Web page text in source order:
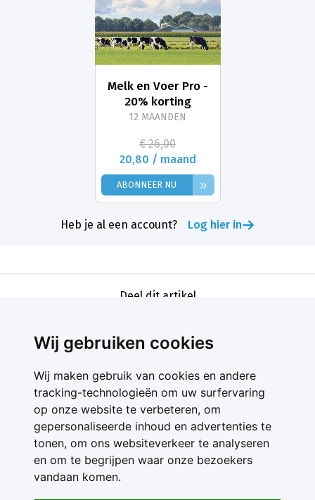
Wij gebruiken cookies
Wij maken gebruik van cookies en andere
tracking-technologieën om uw surfervaring
op onze website te verbeteren, om
gepersonaliseerde inhoud en advertenties te
tonen, om ons websiteverkeer te analyseren
en om te begrijpen waar onze bezoekers
vandaan komen.
Melk en Voer Pro -
20% korting
12 MAANDEN
€ 26,00
20,80 / maand
ABONNEER NU »
Heb je al een account? Log hier in
Deel dit artikel
Contact
Feedback
Nieuwsbrief
Adverteren